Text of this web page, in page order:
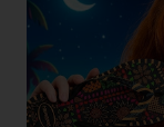
e o guarda-
Percebendo
contemporâneo,
o melhor dos dois